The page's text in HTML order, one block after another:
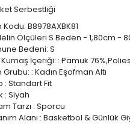
Serbestliği
Kodu: B8978AXBK81
Ölçüleri S Beden - 1,80cm -
Bedeni: S
İçeriği: : Pamuk
Grubu: : Kadın Eşofman Altı
: Standart Fit
: Siyah
Tarzı : Sporcu
Alanı : Basketbol & Günlük